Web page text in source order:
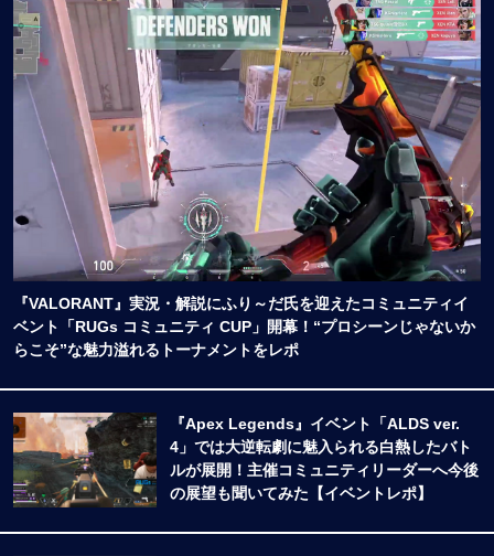
『VALORANT』実況・解説にふり～だ氏を迎えたコミュニティイ
ベント「RUGs コミュニティ CUP」開幕！“プロシーンじゃないか
らこそ”な魅力溢れるトーナメントをレポ
『Apex Legends』イベント「ALDS ver.
4」では大逆転劇に魅入られる白熱したバト
ルが展開！主催コミュニティリーダーへ今後
の展望も聞いてみた【イベントレポ】